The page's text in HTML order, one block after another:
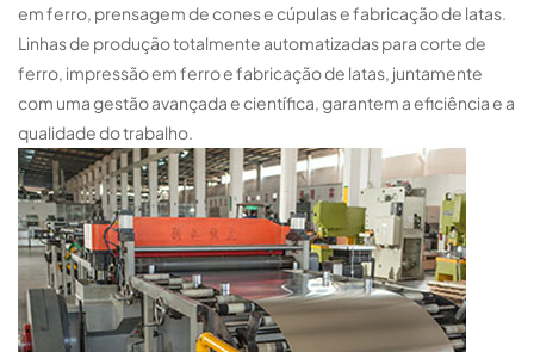
em ferro, prensagem de cones e cúpulas e fabricação de latas.
Linhas de produção totalmente automatizadas para corte de
ferro, impressão em ferro e fabricação de latas, juntamente
com uma gestão avançada e científica, garantem a eficiência e a
qualidade do trabalho.